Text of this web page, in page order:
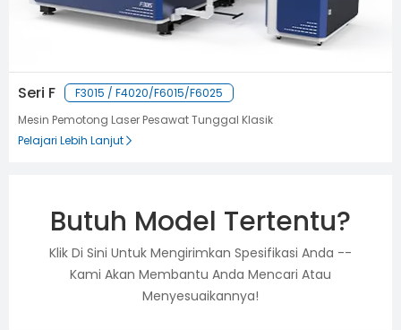
Seri F
F3015 / F4020/F6015/F6025
Mesin Pemotong Laser Pesawat Tunggal Klasik
Pelajari Lebih Lanjut
Butuh Model Tertentu?
Klik Di Sini Untuk Mengirimkan Spesifikasi Anda --
Kami Akan Membantu Anda Mencari Atau
Menyesuaikannya!